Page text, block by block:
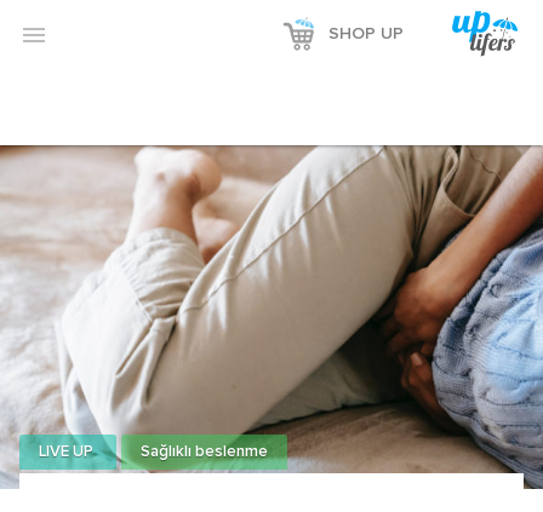
 SHOP UP
LIVE UP Sağlıklı beslenme